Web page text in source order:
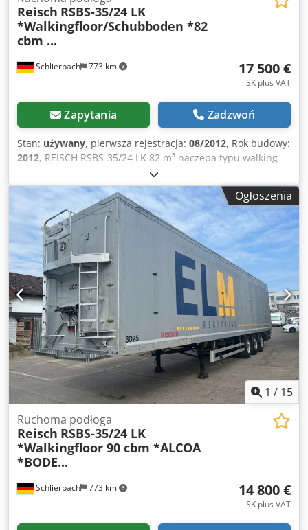
Schlierbach 773 km
Reisch RSBS-35/24 LK
*Walkingfloor/Schubboden *82
cbm ...
17 500 €
SK plus VAT
Zapytania Zadzwoń
Stan: używany, pierwsza rejestracja: 08/2012, Rok budowy:
2012, REISCH RSBS-35/24 LK 82 m³ naczepa typu walking
floor z lejkiem do zboża PODŁOGA: BARDZO DOBRY STAN!
● Zabudowa: pełny aluminium ● Rama: stalowa ● Objętość:
82 m³ ● 3 osie BPW-ECO Plus ● zawieszenie pneumatyczne
● oś podnoszona ● system podnoszenia/opuszczania ●
hamulce tarczowe ● podest ● lejek do zboża i zsyp z tyłu ●
plandeka rolowana ● aluminiowa ścianka przesuwną ●
blokada hydrauliczna ● WABCO Smartboard ● ABS ● felgi
ALCOA ● ogumienie: 385/65 R 22.5 ● bieżnik opon: 14/13 *
9/13 * 5/13 ● Dopuszczalna masa całkowita: 35 000 kg ●
Masa własna: 7 750 kg! ● Długość całkowita: 14 050 mm ●
Wymiary wewnętrzne (z lejkiem do zboża): 12 600 x 2 470 x
2 510 mm - niemiecka naczepa! - od pierwszego
właściciela! - Badanie techniczne / HU: nowe! Błędy i
sprzedaż pośrednia zastrzeżone! = Dalsze informacje =
Dkjdpfxsyutyxe Ackjr Proszę o kontakt z Joannis
Arpantzanis lub Kai Bühler w celu uzyskania dodatkowych
informacji.
Ogłoszenia
1 / 15
Schlierbach 773 km
Ruchoma podłoga
Reisch RSBS-35/24 LK
*Walkingfloor 90 cbm *ALCOA
*BODE...
14 800 €
SK plus VAT